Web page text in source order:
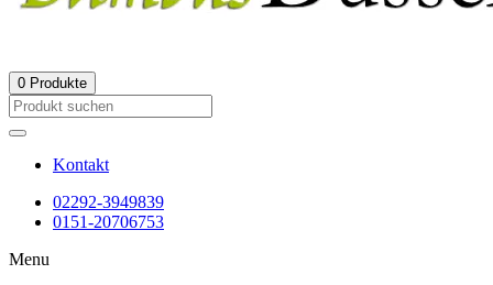
0 Produkte
Kontakt
02292-3949839
0151-20706753
Menu